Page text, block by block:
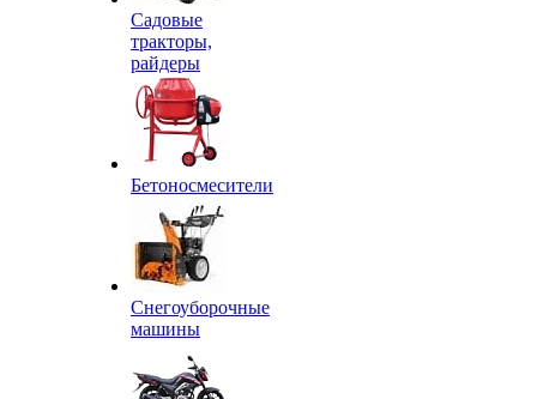
Садовые
тракторы,
райдеры
Бетоносмесители
Снегоуборочные
машины